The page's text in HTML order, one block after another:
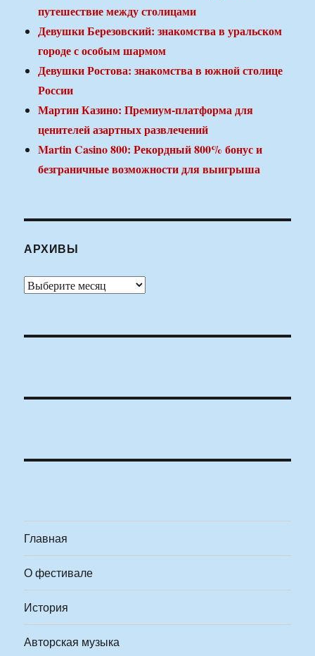
путешествие между столицами
Девушки Березовский: знакомства в уральском
городе с особым шармом
Девушки Ростова: знакомства в южной столице
России
Мартин Казино: Премиум-платформа для
ценителей азартных развлечений
Martin Casino 800: Рекордный 800% бонус и
безграничные возможности для выигрыша
АРХИВЫ
Архивы
Главная
О фестивале
История
Авторская музыка